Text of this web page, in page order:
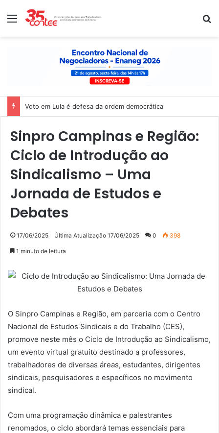
Menu
Voto em Lula é defesa da ordem democrática
Sinpro Campinas e Região:
Ciclo de Introdução ao
Sindicalismo – Uma
Jornada de Estudos e
Debates
17/06/2025 Última Atualização 17/06/2025 0 398
1 minuto de leitura
O Sinpro Campinas e Região, em parceria com o Centro
Nacional de Estudos Sindicais e do Trabalho (CES),
promove neste mês o Ciclo de Introdução ao Sindicalismo,
um evento virtual gratuito destinado a professores,
trabalhadores de diversas áreas, estudantes, dirigentes
sindicais, pesquisadores e específicos no movimento
sindical.
Com uma programação dinâmica e palestrantes
renomados, o ciclo abordará temas essenciais para